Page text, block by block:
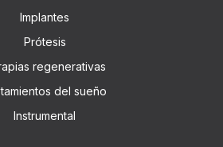
Implantes
Prótesis
regenerativas
del sueño
Instrumental